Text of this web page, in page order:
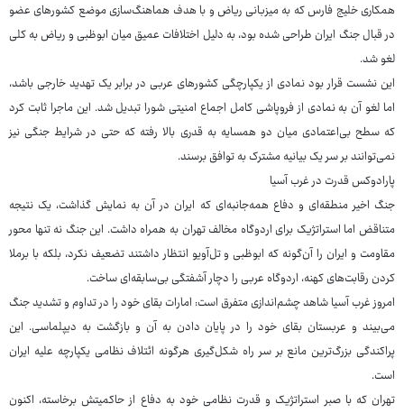
همکاری خلیج فارس که به میزبانی ریاض و با هدف هماهنگ‌سازی موضع کشورهای عضو
در قبال جنگ ایران طراحی شده بود، به دلیل اختلافات عمیق میان ابوظبی و ریاض به کلی
لغو شد.
این نشست قرار بود نمادی از یکپارچگی کشورهای عربی در برابر یک تهدید خارجی باشد،
اما لغو آن به نمادی از فروپاشی کامل اجماع امنیتی شورا تبدیل شد. این ماجرا ثابت کرد
که سطح بی‌اعتمادی میان دو همسایه به قدری بالا رفته که حتی در شرایط جنگی نیز
نمی‌توانند بر سر یک بیانیه مشترک به توافق برسند.
پارادوکس قدرت در غرب آسیا
جنگ اخیر منطقه‌ای و دفاع همه‌جانبه‌ای که ایران در آن به نمایش گذاشت، یک نتیجه
متناقض اما استراتژیک برای اردوگاه مخالف تهران به همراه داشت. این جنگ نه تنها محور
مقاومت و ایران را آن‌گونه که ابوظبی و تل‌آویو انتظار داشتند تضعیف نکرد، بلکه با برملا
کردن رقابت‌های کهنه، اردوگاه عربی را دچار آشفتگی بی‌سابقه‌ای ساخت.
امروز غرب آسیا شاهد چشم‌اندازی متفرق است: امارات بقای خود را در تداوم و تشدید جنگ
می‌بیند و عربستان بقای خود را در پایان دادن به آن و بازگشت به دیپلماسی. این
پراکندگی بزرگ‌ترین مانع بر سر راه شکل‌گیری هرگونه ائتلاف نظامی یکپارچه علیه ایران
است.
تهران که با صبر استراتژیک و قدرت نظامی خود به دفاع از حاکمیتش برخاسته، اکنون